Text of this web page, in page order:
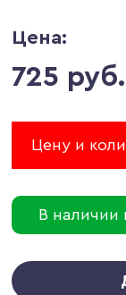
Цена:
725 руб.
Цену и
В наличии